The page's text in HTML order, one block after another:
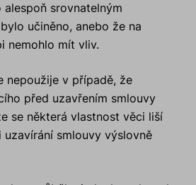
alespoň srovnatelným
učiněno, anebo že na
nemohlo mít vliv.
v případě, že
před uzavřením smlouvy
se některá vlastnost věci liší
uzavírání smlouvy výslovně